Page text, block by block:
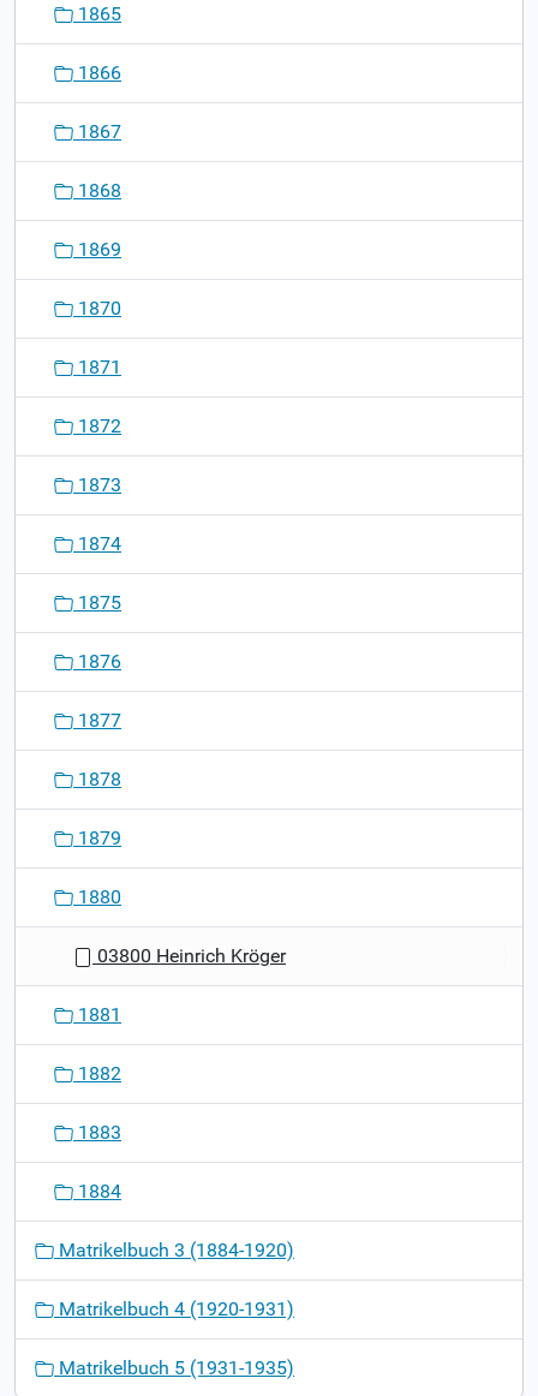
1865
1866
1867
1868
1869
1870
1871
1872
1873
1874
1875
1876
1877
1878
1879
1880
03800 Heinrich Kröger
1881
1882
1883
1884
Matrikelbuch 3 (1884-1920)
Matrikelbuch 4 (1920-1931)
Matrikelbuch 5 (1931-1935)